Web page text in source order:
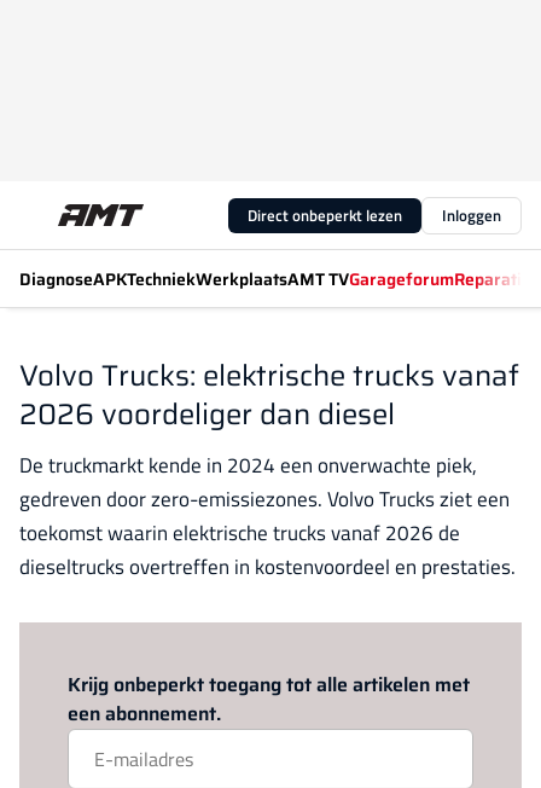
Direct onbeperkt lezen Inloggen
DiagnoseAPKTechniekWerkplaatsAMT TVGarageforum
Volvo Trucks: elektrische trucks vanaf
2026 voordeliger dan diesel
De truckmarkt kende in 2024 een onverwachte piek,
gedreven door zero-emissiezones. Volvo Trucks ziet een
toekomst waarin elektrische trucks vanaf 2026 de
dieseltrucks overtreffen in kostenvoordeel en prestaties.
Krijg onbeperkt toegang tot alle artikelen met
een abonnement.